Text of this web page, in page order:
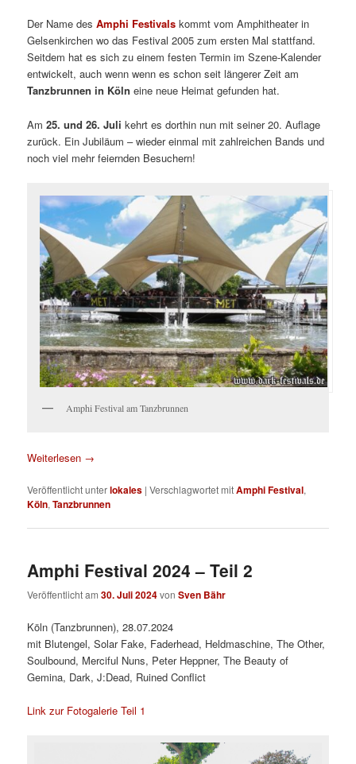
Der Name desAmphi Festivals kommt vom Amphitheater in
Gelsenkirchen wo das Festival 2005 zum ersten Mal stattfand.
Seitdem hat es sich zu einem festen Termin im Szene-Kalender
entwickelt, auch wenn wenn es schon seit längerer Zeit am
Tanzbrunnen in Köln eine neue Heimat gefunden hat.
Am25. und 26. Juli kehrt es dorthin nun mit seiner 20. Auflage
zurück. Ein Jubiläum – wieder einmal mit zahlreichen Bands und
noch viel mehr feiernden Besuchern!
Amphi Festival am Tanzbrunnen
Weiterlesen →
Veröffentlicht unterlokales |Verschlagwortet mitAmphi Festival,
Köln,Tanzbrunnen
Amphi Festival 2024 – Teil 2
Veröffentlicht am30. Juli 2024vonSven Bähr
Köln (Tanzbrunnen), 28.07.2024
mit Blutengel, Solar Fake, Faderhead, Heldmaschine, The Other,
Soulbound, Merciful Nuns, Peter Heppner, The Beauty of
Gemina, Dark, J:Dead, Ruined Conflict
Link zur Fotogalerie Teil 1